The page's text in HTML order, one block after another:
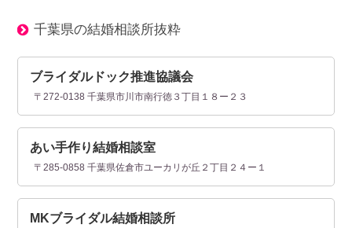
千葉県の結婚相談所抜粋
ブライダルドック推進協議会
〒272-0138 千葉県市川市南行徳３丁目１８ー２３
あい手作り結婚相談室
〒285-0858 千葉県佐倉市ユーカリが丘２丁目２４ー１
MKブライダル結婚相談所